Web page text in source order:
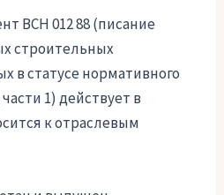
ВСН 012 88 (писание
строительных
в статусе нормативного
1) действует в
к отраслевым